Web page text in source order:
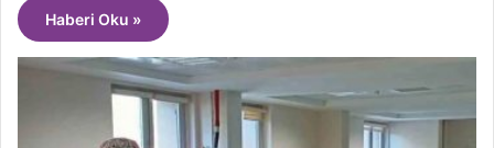
Haberi Oku »